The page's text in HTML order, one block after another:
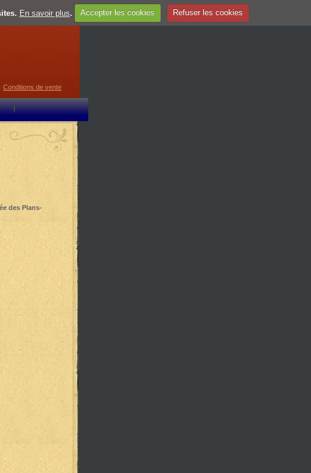
En savoir plus. Accepter les cookies Refuser les cookies
Select Language ▼
Conditions de vente
des Plans-